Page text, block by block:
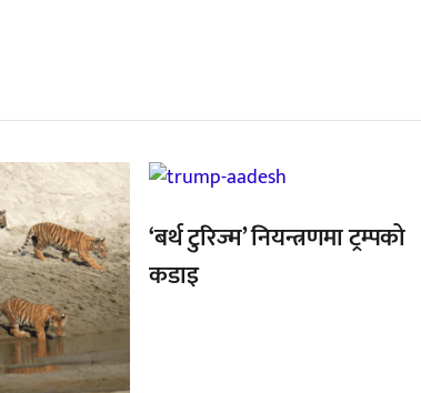
,
‘बर्थ टुरिज्म’ नियन्त्रणमा ट्रम्पको
कडाइ